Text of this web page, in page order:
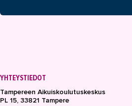
YHTEYSTIEDOT
Tampereen Aikuiskoulutuskeskus
PL 15, 33821 Tampere